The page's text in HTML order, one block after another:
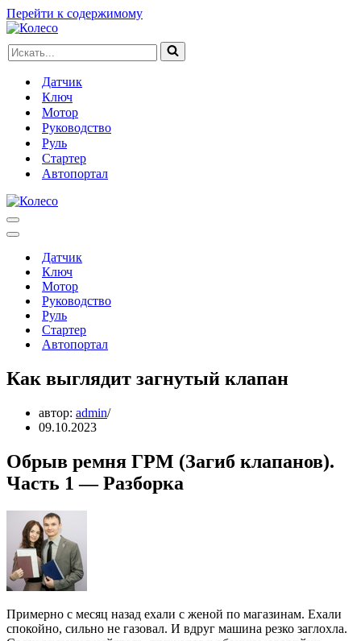
Перейти к содержимому
Искать...
Датчик
Ключ
Мотор
Руководство
Руль
Стартер
Автопортал
Меню
навигации
Меню
навигацииДатчик
Ключ
Мотор
Руководство
Руль
Стартер
Автопортал
Как выглядит загнутый клапан
автор: admin
09.10.2023
Обрыв ремня ГРМ (Загиб клапанов).
Часть 1 — Разборка
Примерно с месяц назад ехали с женой по магазинам. Ехали
спокойно, сильно не газовал. И вдруг машина резко заглохла.